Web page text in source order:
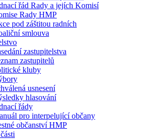
řád Rady a jejích Komisí
Rady HMP
pod záštitou radních
smlouva
zastupitelstva
zastupitelů
kluby
usnesení
hlasování
řády
pro interpelující občany
občanství HMP